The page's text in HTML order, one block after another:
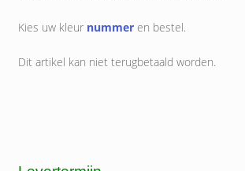
Kies uw kleur nummeren bestel.
Dit artikel kan niet terugbetaald worden.